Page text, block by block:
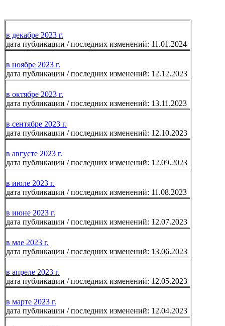
в декабре 2023 г.
дата публикации / последних изменений: 11.01.2024
в ноябре 2023 г.
дата публикации / последних изменений: 12.12.2023
в октябре 2023 г.
дата публикации / последних изменений: 13.11.2023
в сентябре 2023 г.
дата публикации / последних изменений: 12.10.2023
в августе 2023 г.
дата публикации / последних изменений: 12.09.2023
в июле 2023 г.
дата публикации / последних изменений: 11.08.2023
в июне 2023 г.
дата публикации / последних изменений: 12.07.2023
в мае 2023 г.
дата публикации / последних изменений: 13.06.2023
в апреле 2023 г.
дата публикации / последних изменений: 12.05.2023
в марте 2023 г.
дата публикации / последних изменений: 12.04.2023